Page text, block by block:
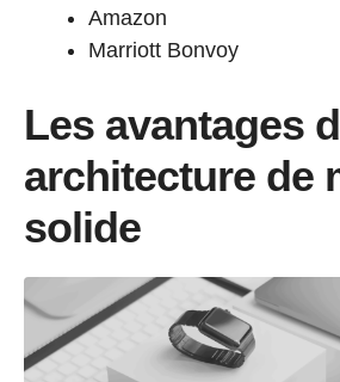
Amazon
Marriott Bonvoy
Les avantages
architecture de
solide